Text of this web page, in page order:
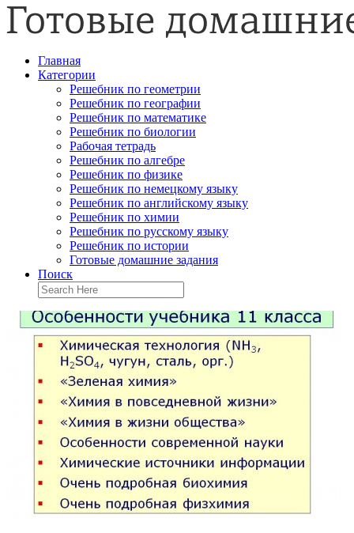
Главная
Категории
Решебник по геометрии
Решебник по географии
Решебник по математике
Решебник по биологии
Рабочая тетрадь
Решебник по алгебре
Решебник по физике
Решебник по немецкому языку
Решебник по английскому языку
Решебник по химии
Решебник по русскому языку
Решебник по истории
Готовые домашние задания
Поиск